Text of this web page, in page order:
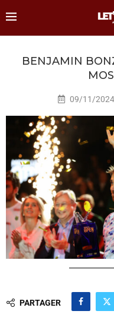
BENJAMIN
09/11/2024
PARTAGER